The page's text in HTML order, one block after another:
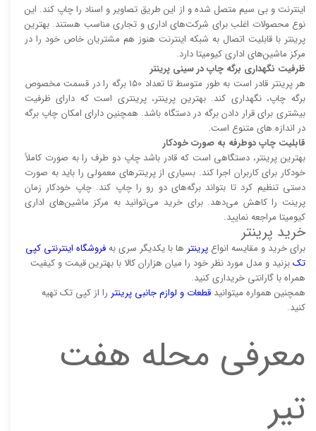
اینترنت و بی سیم متصل شده و از این طریق تصاویر و اسناد را چاپ کند. این
نوع محصولات اغلب برای شرکت‌های اداری و تجاری مناسب هستند. بهترین
پرینتر با قابلیت اتصال به شبکه اینترنت هنوز هم مشتریان خاص خود را در
مرکز ماشین‌های اداری کیومیتا دارد.
ظرفیت نگهداری برگه چاپ در سینی پرینتر
هر پرینتر قادر است به طور متوسط تا تعداد 150 برگه را در قسمت مخصوص
برگه چاپ، نگهداری کند. بهترین پرینتر، پرینتری است که دارای ظرفیت
بیشتری برای قرار دادن برگه در دستگاه باشد. همچنین دارای امکان چاپ برگه
در اندازه های متنوع است.
قابلیت چاپ دوطرفه به صورت خودکار
بهترین پرینتر، دستگاهی است که قادر باشد چاپ دو طرف را به صورت کاملاً
خودکار برای کاربران اجرا کند. بسیاری از پرینتر‌های معمولی را باید به صورت
دستی تنظیم کرد تا بتواند برگه‌های دو رو را چاپ کند. چاپ خودکار زمان
پرینت را کاهش می‌دهد. برای خرید می‌توانید به مرکز ماشین‌های اداری
کیومیتا مراجعه نمایید.
خرید پرینتر
برای خرید و مقایسه انواع پرینتر‌ ها با یکدیگر سری بهفروشگاه اینترنتی کپی
تکبزنید و مدل مورد نظر خود را میان هزاران کالا با بهترین قیمت و کیفیت
همراه با گارانتی خریداری کنید.
همچنین همواره میتوانید قطعات و لوازم جانبی پرینتر را از کپی تک تهیه
کنید.
معرفی محله هفت
تیر